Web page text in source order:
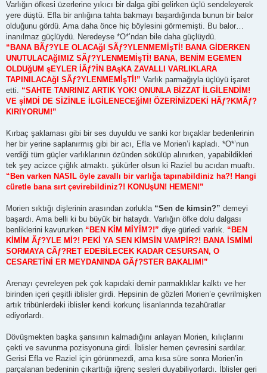
Varlığın öfkesi üzerlerine yıkıcı bir dalga gibi gelirken üçlü sendeleyerek
yere düştü. Efla bir anlığına tahta bakmayı başardığında bunun bir balor
olduğunu gördü. Ama daha önce hiç böylesini görmemişti. Bu balor…
inanılmaz güçlüydü. Neredeyse *O*’ndan bile daha güçlüydü.
“BANA BÃƒ?YLE OLACAğI SÃƒ?YLENMEMİşTİ! BANA GİDERKEN
UNUTULACAğIMIZ SÃƒ?YLENMEMİşTİ! BANA, BENİM EGEMEN
OLDUğUM şEYLER İÃƒ?İN BAşKA ZAVALLI VARLIKLARA
TAPINILACAğI SÃƒ?YLENMEMİşTİ!” Varlık parmağıyla üçlüyü işaret
etti. “SAHTE TANRINIZ ARTIK YOK! ONUNLA BİZZAT İLGİLENDİM!
VE şİMDİ DE SİZİNLE İLGİLENECEğİM! ÖZERİNİZDEKİ HÃƒ?KMÃƒ?
KIRIYORUM!”
Kırbaç şaklaması gibi bir ses duyuldu ve sanki kor bıçaklar bedenlerinin
her bir yerine saplanırmış gibi bir acı, Efla ve Morien’i kapladı. *O*’nun
verdiği tüm güçler varlıklarının özünden sökülüp alınırken, yapabildikleri
tek şey acizce çığlık atmaktı. şükürler olsun ki Raziel bu acıdan muaftı.
“Ben varken NASIL öyle zavallı bir varlığa tapınabildiniz ha?! Hangi
cüretle bana sırt çevirebildiniz?! KONUşUN! HEMEN!”
Morien sıktığı dişlerinin arasından zorlukla “Sen de kimsin?” demeyi
başardı. Ama belli ki bu büyük bir hataydı. Varlığın öfke dolu dalgası
benliklerini kavururken “BEN KİM MİYİM?!” diye gürledi varlık. “BEN
KİMİM Ãƒ?YLE Mİ?! PEKİ YA SEN KİMSİN VAMPİR?! BANA İSMİMİ
SORMAYA CÃƒ?RET EDEBİLECEK KADAR CESURSAN, O
CESARETİNİ ER MEYDANINDA GÃƒ?STER BAKALIM!”
Arenayı çevreleyen pek çok kapıdaki demir parmaklıklar kalktı ve her
birinden içeri çeşitli iblisler girdi. Hepsinin de gözleri Morien’e çevrilmişken
artık tribünlerdeki iblisler kendi korkunç lisanlarında tezahüratlar
ediyorlardı.
Dövüşmekten başka şansının kalmadığını anlayan Morien, kılıçlarını
çekti ve savunma pozisyonuna girdi. İblisler hemen çevresini sardılar.
Gerisi Efla ve Raziel için görünmezdi, ama kısa süre sonra Morien’in
parçalanan bedeninin çıkarttığı iğrenç sesleri duyabiliyorlardı. İblisler geri